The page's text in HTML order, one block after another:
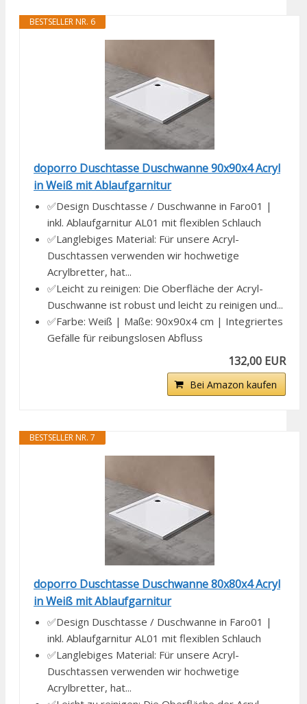
BESTSELLER NR. 6
doporro Duschtasse Duschwanne 90x90x4 Acryl
in Weiß mit Ablaufgarnitur
✅Design Duschtasse / Duschwanne in Faro01 |
inkl. Ablaufgarnitur AL01 mit flexiblen Schlauch
✅Langlebiges Material: Für unsere Acryl-
Duschtassen verwenden wir hochwetige
Acrylbretter, hat...
✅Leicht zu reinigen: Die Oberfläche der Acryl-
Duschwanne ist robust und leicht zu reinigen und...
✅Farbe: Weiß | Maße: 90x90x4 cm | Integriertes
Gefälle für reibungslosen Abfluss
132,00 EUR
Bei Amazon kaufen
BESTSELLER NR. 7
doporro Duschtasse Duschwanne 80x80x4 Acryl
in Weiß mit Ablaufgarnitur
✅Design Duschtasse / Duschwanne in Faro01 |
inkl. Ablaufgarnitur AL01 mit flexiblen Schlauch
✅Langlebiges Material: Für unsere Acryl-
Duschtassen verwenden wir hochwetige
Acrylbretter, hat...